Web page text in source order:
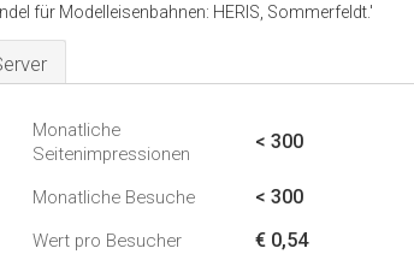
für Modelleisenbahnen: HERIS, Sommerfeldt.'
Monatliche
Seitenimpressionen
< 300
Monatliche Besuche < 300
Wert pro Besucher € 0,54